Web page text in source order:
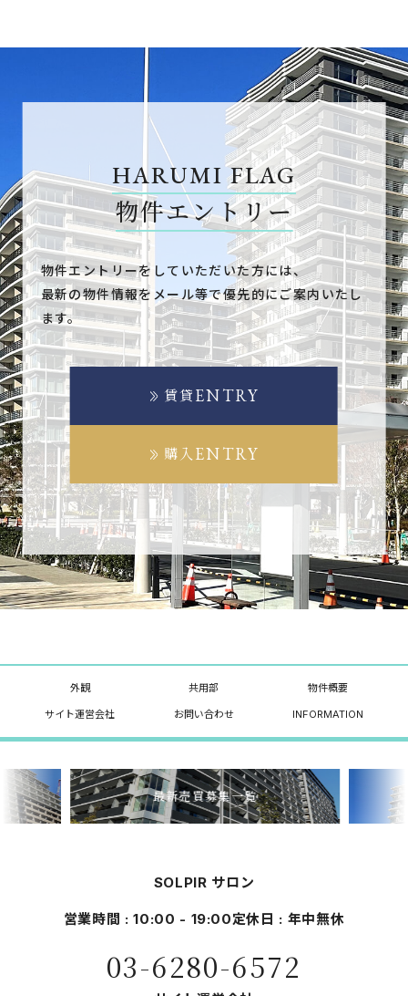
HARUMI FLAG
物件エントリー
物件エントリーをしていただいた方には、
最新の物件情報をメール等で優先的にご案内いたし
ます。
賃貸 ENTRY
購入 ENTRY
外観 共用部 物件概要
サイト運営会社 お問い合わせ INFORMATION
最新売買募集一覧
SOLPIR サロン
営業時間 : 10:00 - 19:00定休日 : 年中無休
03-6280-6572